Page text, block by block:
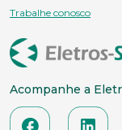
Trabalhe conosco
Acompanhe a